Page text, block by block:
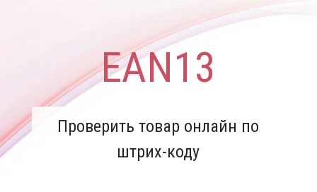
EAN13
Проверить товар онлайн по
штрих-коду